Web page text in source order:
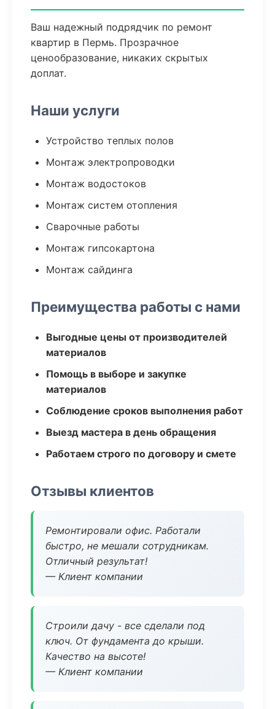
Ваш надежный подрядчик по ремонт
квартир в Пермь. Прозрачное
ценообразование, никаких скрытых
доплат.
Наши услуги
Устройство теплых полов
Монтаж электропроводки
Монтаж водостоков
Монтаж систем отопления
Сварочные работы
Монтаж гипсокартона
Монтаж сайдинга
Преимущества работы с нами
Выгодные цены от производителей
материалов
Помощь в выборе и закупке
материалов
Соблюдение сроков выполнения работ
Выезд мастера в день обращения
Работаем строго по договору и смете
Отзывы клиентов
Ремонтировали офис. Работали
быстро, не мешали сотрудникам.
Отличный результат!
— Клиент компании
Строили дачу - все сделали под
ключ. От фундамента до крыши.
Качество на высоте!
— Клиент компании